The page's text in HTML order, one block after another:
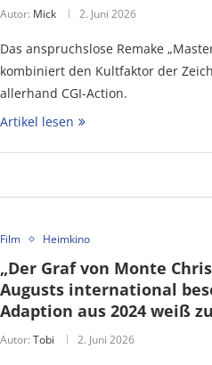
Autor: Mick 2. Juni 2026
Das anspruchslose Remake
kombiniert den Kultfaktor der
allerhand CGI-Action.
Artikel lesen
Film Heimkino
„Der Graf von Monte
Augusts international
Adaption aus 2024 weiß
Autor: Tobi 2. Juni 2026